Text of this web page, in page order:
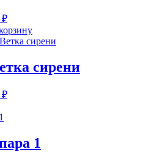
₽
сирени
₽
1